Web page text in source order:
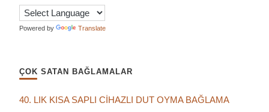
Powered by Translate
ÇOK SATAN BAĞLAMALAR
40. LIK KISA SAPLI CİHAZLI DUT OYMA BAĞLAMA